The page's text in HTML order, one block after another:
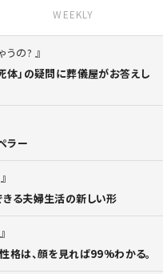
WEEKLY
うの?
体」の疑問に葬儀屋がお答えし
ラー
る夫婦生活の新しい形
は、顔を見れば99%わかる。